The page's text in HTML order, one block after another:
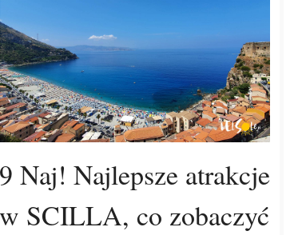
9 Naj! Najlepsze atrakcje
w SCILLA, co zobaczyć